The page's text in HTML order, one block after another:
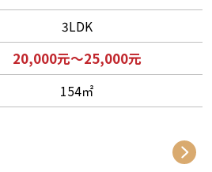
3LDK
20,000元～25,000元
154㎡